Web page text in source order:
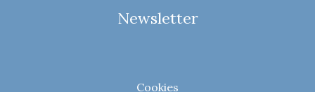
Newsletter
Cookies